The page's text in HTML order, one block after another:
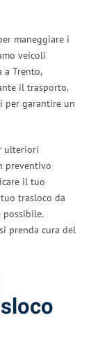
maneggiare i
veicoli
a Trento,
il trasporto.
per garantire un
ulteriori
preventivo
il tuo
trasloco da
possibile.
prenda cura del